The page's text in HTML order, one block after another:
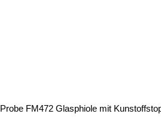
Probe FM472 Glasphiole mit